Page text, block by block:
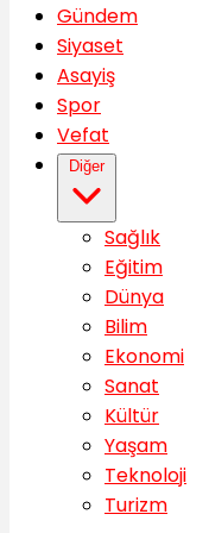
Gündem
Siyaset
Asayiş
Spor
Vefat
Diğer
Sağlık
Eğitim
Dünya
Bilim
Ekonomi
Sanat
Kültür
Yaşam
Teknoloji
Turizm